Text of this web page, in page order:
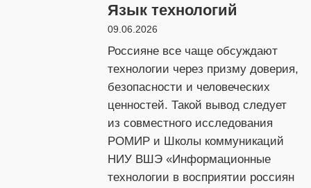
конкурировать
Язык технологий
09.06.2026
Россияне все чаще обсуждают
технологии через призму доверия,
безопасности и человеческих
ценностей. Такой вывод следует
из совместного исследования
РОМИР и Школы коммуникаций
НИУ ВШЭ «Информационные
технологии в восприятии россиян